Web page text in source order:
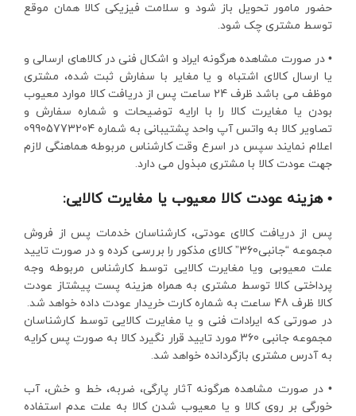
حضور مامور تحویل باز شود و سلامت فیزیکی کالا همان موقع
توسط مشتری چک شود.
• در صورت مشاهده هرگونه ایراد و اشکال فنی در کالاهای ارسالی و
یا ارسال کالای اشتباه و یا مغایر با سفارش ثبت شده، مشتری
موظف می باشد ظرف 24 ساعت پس از دریافت کالا موارد معیوب
بودن یا مغایرت کالا را با ارایه توضیحات و شماره سفارش و
تصاویر کالا به واتس آپ واحد پشتیبانی به شماره 09905773204
اعلام نمایند سپس در اسرع وقت کارشناس مربوطه هماهنگی لازم
جهت عودت کالا با مشتری مبذول می دارد.
• هزینه عودت کالا معیوب یا مغایرت کالایی:
پس از دریافت کالای عودتی، کارشناسان خدمات پس از فروش
مجموعه “جانبی360” کالای مذکور را بررسی کرده و در صورت تایید
علت معیوبی ویا مغایرت کالایی توسط کارشناس مربوطه وجه
پرداختی کالا توسط مشتری به همراه هزینه پست پیشتاز عودت
کالا ظرف 48 ساعت به شماره کارت خریدار عودت داده خواهد شد.
در صورتی که ایرادات فنی و یا مغایرت کالایی توسط کارشناسان
مجموعه جانبی 360 مورد تایید قرار نگیرد کالا به صورت پس کرایه
به آدرس مشتری بازگردانده خواهد شد.
• در صورت مشاهده هرگونه آثار پارگی، ضربه، خط و خش، آب
خورگی بر روی کالا و یا معیوب شدن کالا به علت عدم استفاده